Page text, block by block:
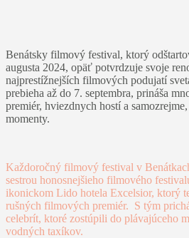
Benátsky filmový festival, ktorý
augusta 2024, opäť potvrdzuje svoje
najprestížnejších filmových podujatí
prebieha až do 7. septembra, prináša
premiér, hviezdnych hostí a
momenty.
Každoročný filmový festival v
sestrou honosnejšieho filmového
ikonickom Lido hotela Excelsior, ktorý
rušných filmových premiér. S tým
celebrít, ktoré zostúpili do plávajúceho
vodných taxíkov.